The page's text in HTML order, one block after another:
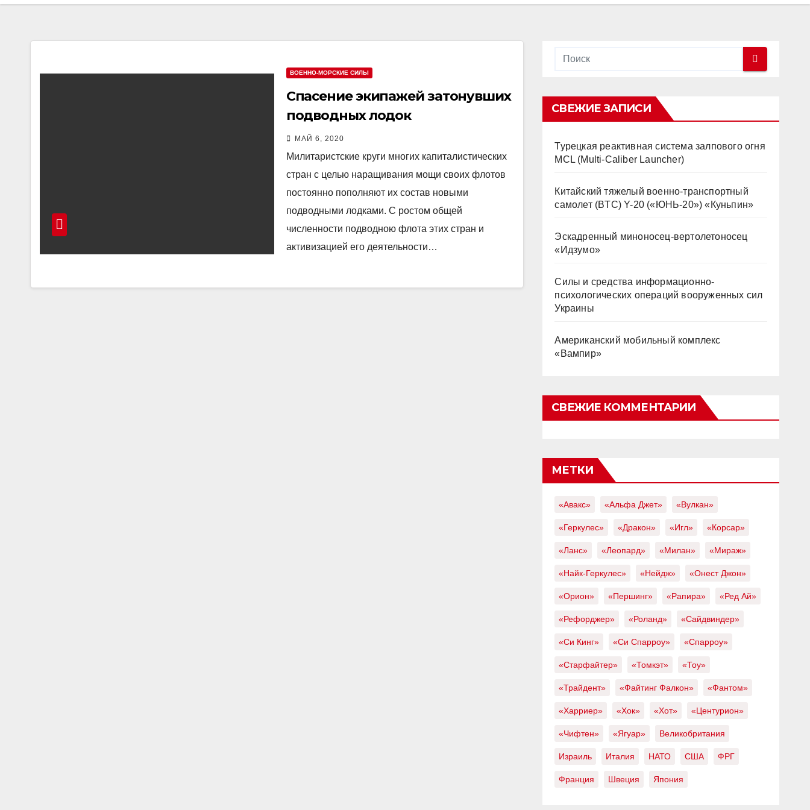
ВОЕННО-МОРСКИЕ СИЛЫ
Спасение экипажей затонувших
подводных лодок
МАЙ 6, 2020
Милитаристские круги многих капиталистических
стран с целью наращивания мощи своих флотов
постоянно пополняют их состав новыми
подводными лодками. С ростом общей
численности подводною флота этих стран и
активизацией его деятельности…
СВЕЖИЕ ЗАПИСИ
Турецкая реактивная система залпового огня
MCL (Multi-Caliber Launcher)
Китайский тяжелый военно-транспортный
самолет (BTC) Y-20 («ЮНЬ-20») «Куньпин»
Эскадренный миноносец-вертолетоносец
«Идзумо»
Силы и средства информационно-
психологических операций вооруженных сил
Украины
Американский мобильный комплекс
«Вампир»
СВЕЖИЕ КОММЕНТАРИИ
МЕТКИ
«Авакс» «Альфа Джет» «Вулкан»
«Геркулес» «Дракон» «Игл» «Корсар»
«Ланс» «Леопард» «Милан» «Мираж»
«Найк-Геркулес» «Нейдж» «Онест Джон»
«Орион» «Першинг» «Рапира» «Ред Ай»
«Рефорджер» «Роланд» «Сайдвиндер»
«Си Кинг» «Си Спарроу» «Спарроу»
«Старфайтер» «Томкэт» «Тоу»
«Трайдент» «Файтинг Фалкон» «Фантом»
«Харриер» «Хок» «Хот» «Центурион»
«Чифтен» «Ягуар» Великобритания
Израиль Италия НАТО США ФРГ
Франция Швеция Япония